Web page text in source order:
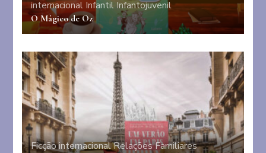
internacional InfantilInfantojuvenil
O Mágico de Oz
Ficção internacionalRelações Familiares